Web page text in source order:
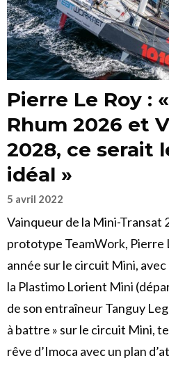
Pierre Le Roy :
Rhum 2026 et
2028, ce serait
idéal »
5 avril 2022
Vainqueur de la Mini-Transat
prototype TeamWork, Pierre
année sur le circuit Mini,
la Plastimo Lorient Mini
de son entraîneur Tanguy
à battre » sur le circuit Mini,
rêve d’Imoca avec un plan